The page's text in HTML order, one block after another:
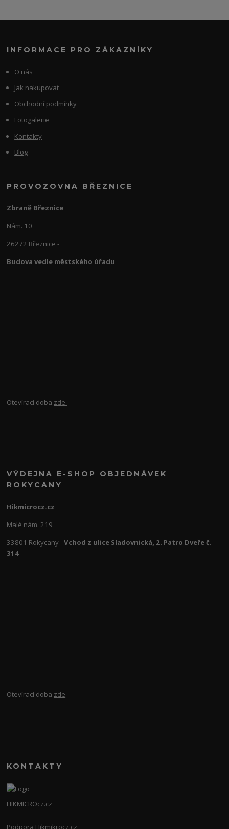
INFORMACE PRO ZÁKAZNÍKY
O nás
Jak nakupovat
Obchodní podmínky
Fotogalerie
Kontakty
Blog
PROVOZOVNA BŘEZNICE
Zbraně Březnice
Nám. 10
26272 Březnice -
Budova vedle městského úřadu
Otevírací doba zde
VÝDEJNA E-SHOP OBJEDNÁVEK
ROKYCANY
Hikmicrocz.cz
Malé nám. 219
33801 Rokycany -Vchod z ulice Sladovnická, 2. Patro Dveře č.
314
Otevírací doba zde
KONTAKTY
HIKMICROcz.cz
Podpora Hikmikrocz.cz